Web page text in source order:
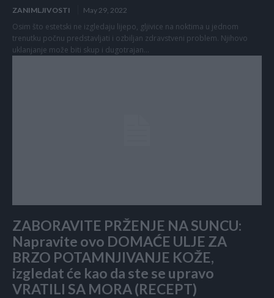
ZANIMLJIVOSTI May 29, 2022
Osim što estetski ne izgledaju lijepo, gljivice na noktima u jednom
trenutku počnu predstavljati i ozbiljan zdravstveni problem. Njihovo
uklanjanje može biti skup i dugotrajan...
ZABORAVITE PRŽENJE NA SUNCU:
Napravite ovo DOMAĆE ULJE ZA
BRZO POTAMNJIVANJE KOŽE,
izgledat će kao da ste se upravo
VRATILI SA MORA (RECEPT)